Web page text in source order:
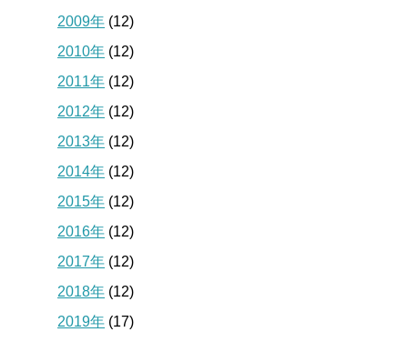
2009年 (12)
2010年 (12)
2011年 (12)
2012年 (12)
2013年 (12)
2014年 (12)
2015年 (12)
2016年 (12)
2017年 (12)
2018年 (12)
2019年 (17)